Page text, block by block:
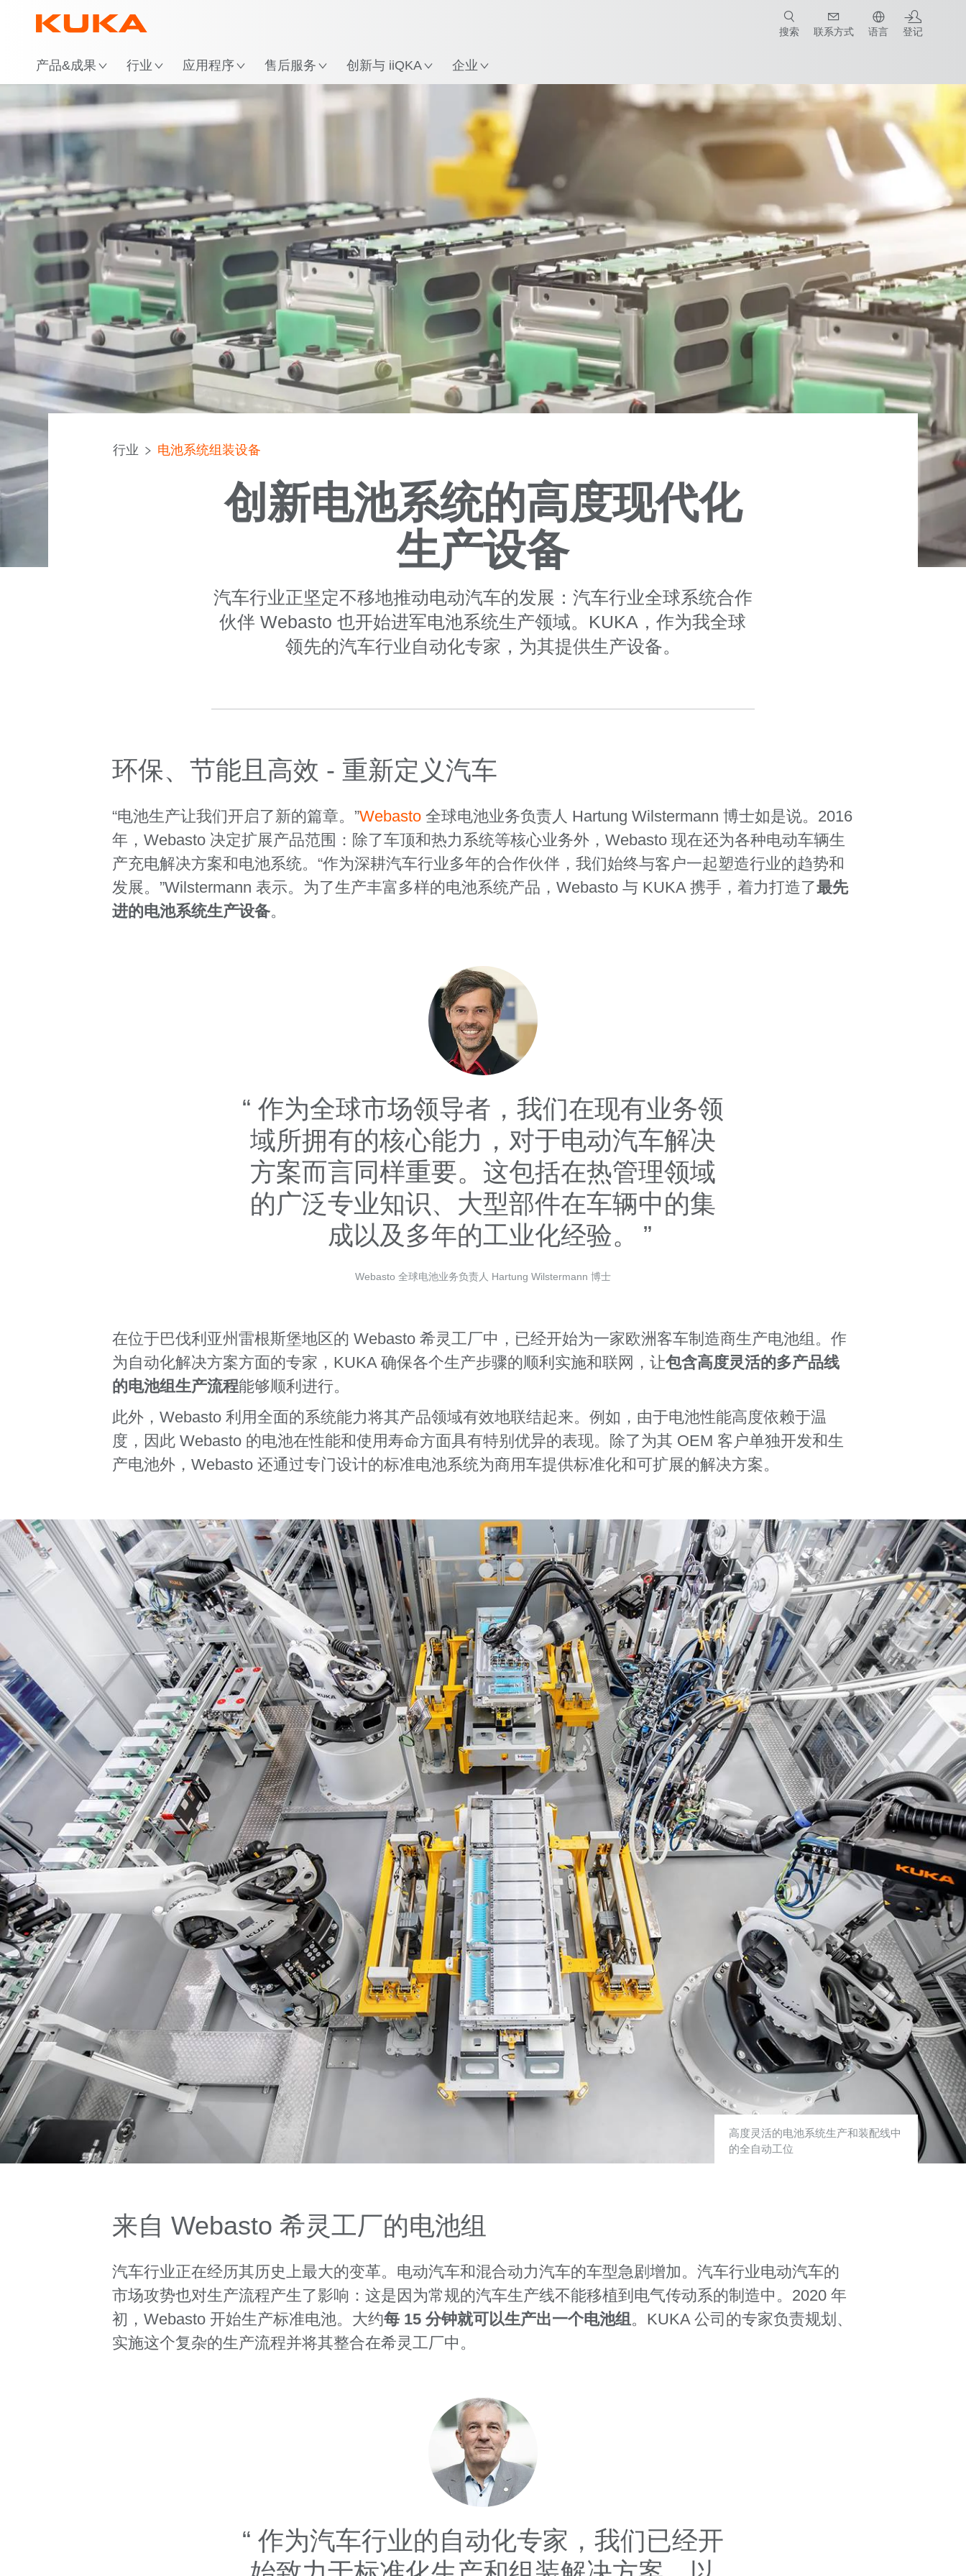
产品&成果 行业 应用程序 售后服务 创新与 iiQKA 企业
搜索 联系方式 语言 登记
多产品线 生产流程 Predictive Maintenance（预防性维护）
行业 电池系统组装设备
创新电池系统的高度现代化
生产设备
汽车行业正坚定不移地推动电动汽车的发展：汽车行业全球系统合作
伙伴 Webasto 也开始进军电池系统生产领域。KUKA，作为我全球
领先的汽车行业自动化专家，为其提供生产设备。
环保、节能且高效 - 重新定义汽车
“电池生产让我们开启了新的篇章。”Webasto全球电池业务负责人 Hartung Wilstermann 博士如是说。2016
年，Webasto 决定扩展产品范围：除了车顶和热力系统等核心业务外，Webasto 现在还为各种电动车辆生
产充电解决方案和电池系统。“作为深耕汽车行业多年的合作伙伴，我们始终与客户一起塑造行业的趋势和
发展。”Wilstermann 表示。为了生产丰富多样的电池系统产品，Webasto 与 KUKA 携手，着力打造了最先
进的电池系统生产设备。
作为全球市场领导者，我们在现有业务领
域所拥有的核心能力，对于电动汽车解决
方案而言同样重要。这包括在热管理领域
的广泛专业知识、大型部件在车辆中的集
成以及多年的工业化经验。
Webasto 全球电池业务负责人 Hartung Wilstermann 博士
在位于巴伐利亚州 雷根斯堡地区的 Webasto 希灵工厂中， 已经开始为一家欧洲客车制造商生产电池组。作
为自动化解决方案方面的专家，KUKA 确保各个生产步骤的顺利实施和联网，让包含高度灵活的多产品线
的电池组生产流程能够顺利进行。
此外，Webasto 利用全面的系统能力将其产品领域有效地联结起来。例如，由于电池性能高度依赖于温
度，因此 Webasto 的电池在性能和使用寿命方面具有特别优异的表现。除了为其 OEM 客户单独开发和生
产电池外，Webasto 还通过专门设计的标准电池系统为商用车提供标准化和可扩展的解决方案。
高度灵活的电池系统生产和装配线中
的全自动工位
来自 Webasto 希灵工厂的电池组
汽车行业正在经历其历史上最大的变革。电动汽车和混合动力汽车的车型急剧增加。汽车行业电动汽车的
市场攻势也对生产流程产生了影响：这是因为常规的汽车生产线不能移植到电气传动系的制造中。2020 年
初，Webasto 开始生产标准电池。大约每 15 分钟就可以生产出一个电池组 。KUKA 公司的专家负责规划、
实施这个复杂的生产流程并将其整合在希灵工厂中。
作为汽车行业的自动化专家，我们已经开